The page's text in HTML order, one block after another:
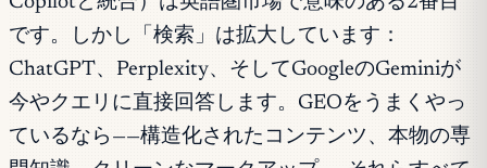
です。しかし「検索」は拡大しています：
ChatGPT、Perplexity、そしてGoogleのGeminiが
今やクエリに直接回答します。GEOをうまくやっ
ているなら——構造化されたコンテンツ、本物の専